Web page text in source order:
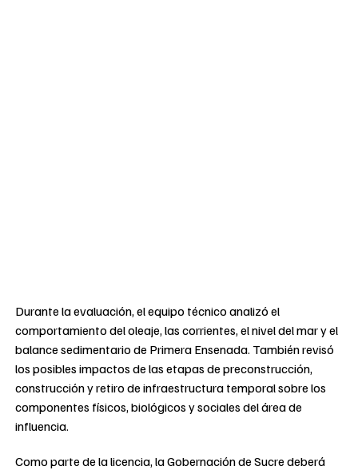
Durante la evaluación, el equipo técnico analizó el
comportamiento del oleaje, las corrientes, el nivel del mar y el
balance sedimentario de Primera Ensenada. También revisó
los posibles impactos de las etapas de preconstrucción,
construcción y retiro de infraestructura temporal sobre los
componentes físicos, biológicos y sociales del área de
influencia.
Como parte de la licencia, la Gobernación de Sucre deberá